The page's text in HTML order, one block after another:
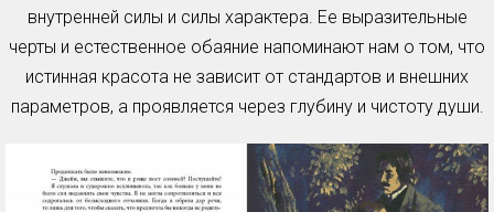
внутренней силы и силы характера. Ее выразительные
черты и естественное обаяние напоминают нам о том, что
истинная красота не зависит от стандартов и внешних
параметров, а проявляется через глубину и чистоту души.